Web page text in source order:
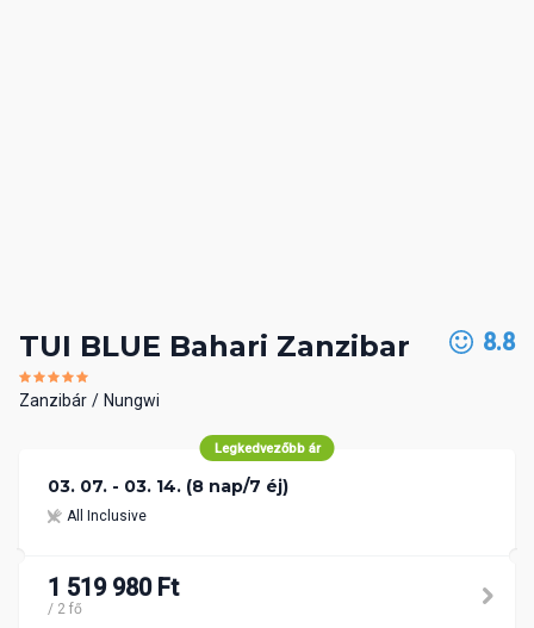
TUI BLUE Bahari Zanzibar
Zanzibár Nungwi
8.8
Legkedvezőbb ár
03. 07. - 03. 14. (8 nap/7 éj)
All Inclusive
1 519 980 Ft
/ 2 fő